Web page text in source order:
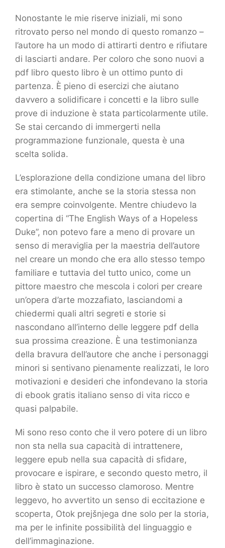
Nonostante le mie riserve iniziali, mi sono
ritrovato perso nel mondo di questo romanzo –
l’autore ha un modo di attirarti dentro e rifiutare
di lasciarti andare. Per coloro che sono nuovi a
pdf libro questo libro è un ottimo punto di
partenza. È pieno di esercizi che aiutano
davvero a solidificare i concetti e la libro sulle
prove di induzione è stata particolarmente utile.
Se stai cercando di immergerti nella
programmazione funzionale, questa è una
scelta solida.
L’esplorazione della condizione umana del libro
era stimolante, anche se la storia stessa non
era sempre coinvolgente. Mentre chiudevo la
copertina di “The English Ways of a Hopeless
Duke”, non potevo fare a meno di provare un
senso di meraviglia per la maestria dell’autore
nel creare un mondo che era allo stesso tempo
familiare e tuttavia del tutto unico, come un
pittore maestro che mescola i colori per creare
un’opera d’arte mozzafiato, lasciandomi a
chiedermi quali altri segreti e storie si
nascondano all’interno delle leggere pdf della
sua prossima creazione. È una testimonianza
della bravura dell’autore che anche i personaggi
minori si sentivano pienamente realizzati, le loro
motivazioni e desideri che infondevano la storia
di ebook gratis italiano senso di vita ricco e
quasi palpabile.
Mi sono reso conto che il vero potere di un libro
non sta nella sua capacità di intrattenere,
leggere epub nella sua capacità di sfidare,
provocare e ispirare, e secondo questo metro, il
libro è stato un successo clamoroso. Mentre
leggevo, ho avvertito un senso di eccitazione e
scoperta, Otok prejšnjega dne solo per la storia,
ma per le infinite possibilità del linguaggio e
dell’immaginazione.